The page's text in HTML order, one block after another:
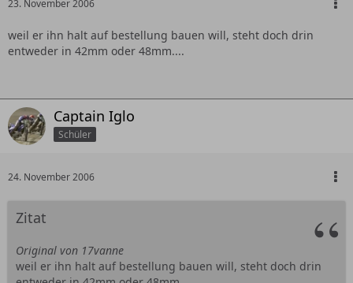
23. November 2006
weil er ihn halt auf bestellung bauen will, steht doch drin
entweder in 42mm oder 48mm....
Captain Iglo
Schüler
24. November 2006
Zitat
Original von 17vanne
weil er ihn halt auf bestellung bauen will, steht doch drin